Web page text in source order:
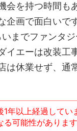
会を持つ時間も
企画で面白いで
までファンタ
イエーは改装工
は休業せず、通
年以上経過してい
る可能性がありま